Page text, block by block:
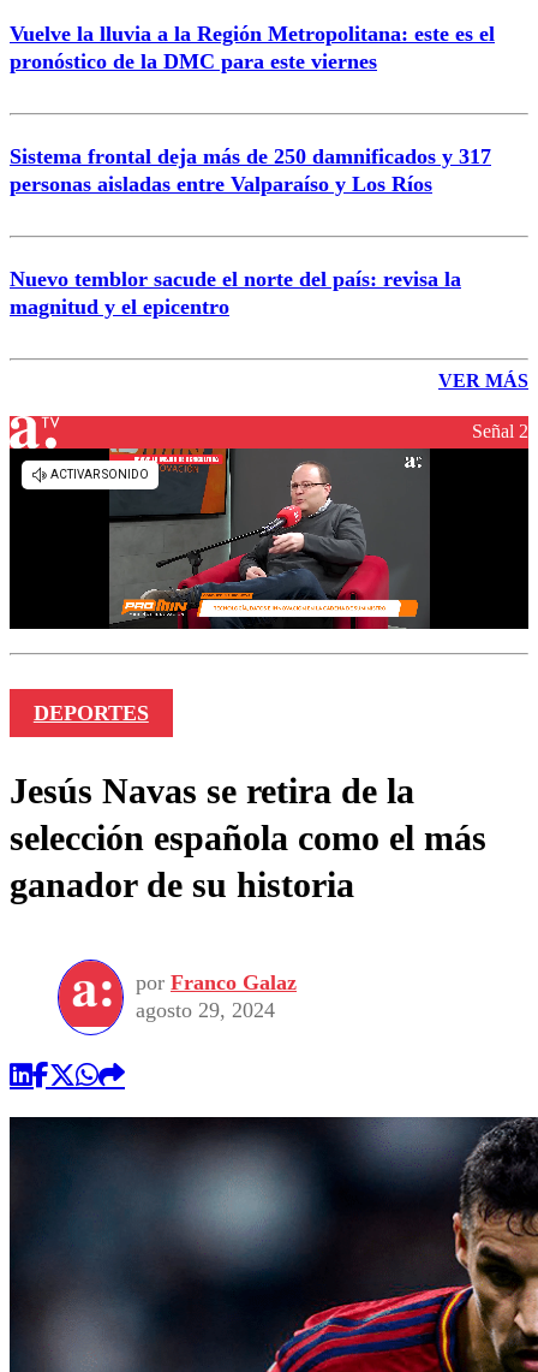
Vuelve la lluvia a la Región Metropolitana: este es el
pronóstico de la DMC para este viernes
Sistema frontal deja más de 250 damnificados y 317
personas aisladas entre Valparaíso y Los Ríos
Nuevo temblor sacude el norte del país: revisa la
magnitud y el epicentro
VER MÁS
Señal 2
DEPORTES
Jesús Navas se retira de la
selección española como el más
ganador de su historia
por Franco Galaz
agosto 29, 2024